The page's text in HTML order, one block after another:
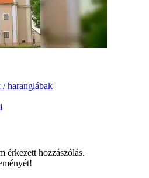
haranglábak
érkezett hozzászólás.